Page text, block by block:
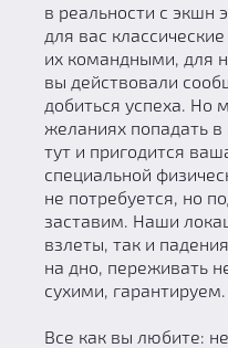
в реальности с экшн
для вас
их командными, для
вы действовали
добиться успеха. Но
желаниях попадать
тут и пригодится
специальной
не потребуется, но
заставим. Наши
взлеты, так и
на дно, переживать
сухими, гарантируем.
Все как вы любите: